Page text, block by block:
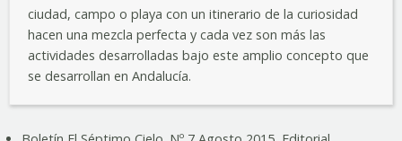
ciudad, campo o playa con un itinerario de la curiosidad
hacen una mezcla perfecta y cada vez son más las
actividades desarrolladas bajo este amplio concepto que
se desarrollan en Andalucía.